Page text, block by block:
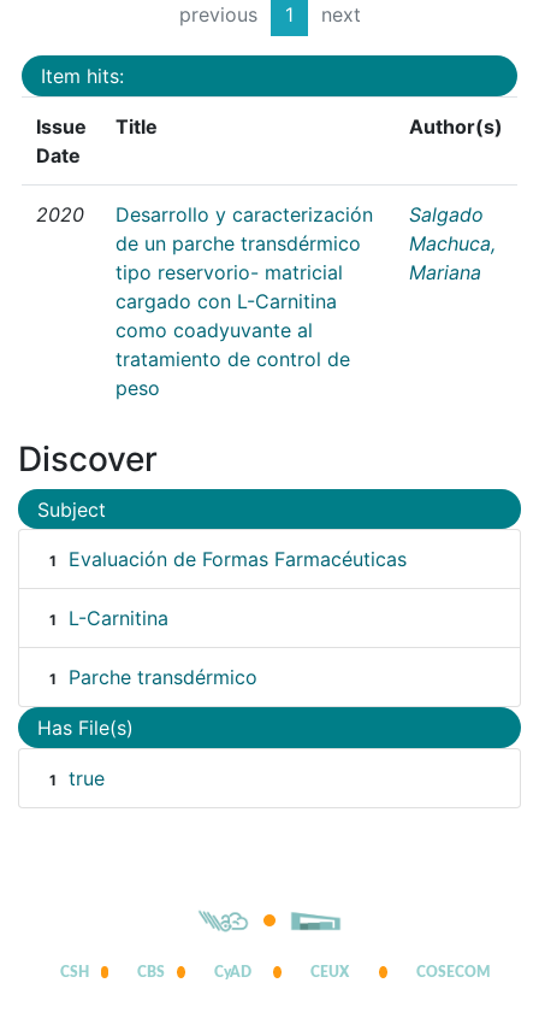
previous 1 next
Item hits:
Issue
Date
Title Author(s)
2020
Desarrollo y caracterización
de un parche transdérmico
tipo reservorio- matricial
cargado con L-Carnitina
como coadyuvante al
tratamiento de control de
peso
Salgado
Machuca,
Mariana
Discover
Subject
1 Evaluación de Formas Farmacéuticas
1 L-Carnitina
1 Parche transdérmico
Has File(s)
1 true
CSH CBS CyAD CEUX COSECOM